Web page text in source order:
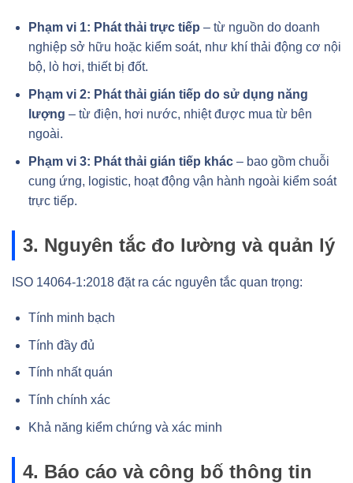
Phạm vi 1: Phát thải trực tiếp – từ nguồn do doanh
nghiệp sở hữu hoặc kiểm soát, như khí thải động cơ nội
bộ, lò hơi, thiết bị đốt.
Phạm vi 2: Phát thải gián tiếp do sử dụng năng
lượng – từ điện, hơi nước, nhiệt được mua từ bên
ngoài.
Phạm vi 3: Phát thải gián tiếp khác– bao gồm chuỗi
cung ứng, logistic, hoạt động vận hành ngoài kiểm soát
trực tiếp.
3. Nguyên tắc đo lường và quản lý
ISO 14064-1:2018 đặt ra các nguyên tắc quan trọng:
Tính minh bạch
Tính đầy đủ
Tính nhất quán
Tính chính xác
Khả năng kiểm chứng và xác minh
4. Báo cáo và công bố thông tin